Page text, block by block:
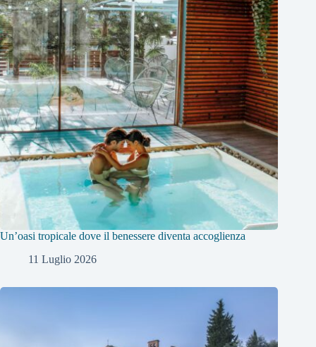
Un’oasi tropicale dove il benessere diventa accoglienza
11 Luglio 2026